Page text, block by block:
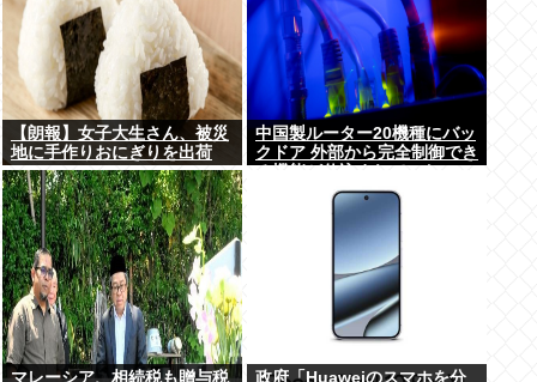
【朗報】女子大生さん、被災
地に手作りおにぎりを出荷
中国製ルーター20機種にバッ
クドア 外部から完全制御でき
マレーシア、相続税も贈与税
政府「Huaweiのスマホを分